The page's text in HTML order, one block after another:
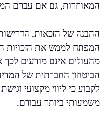
המאוחרות, גם אם עברם
ההבנה של הזכאות,
המפתח לממש את הזכויות
מהעולים אינם מודעים
הביטחון החברתית של
לקבוע כי ליווי מקצועי
משמעותי ביותר עבורם.